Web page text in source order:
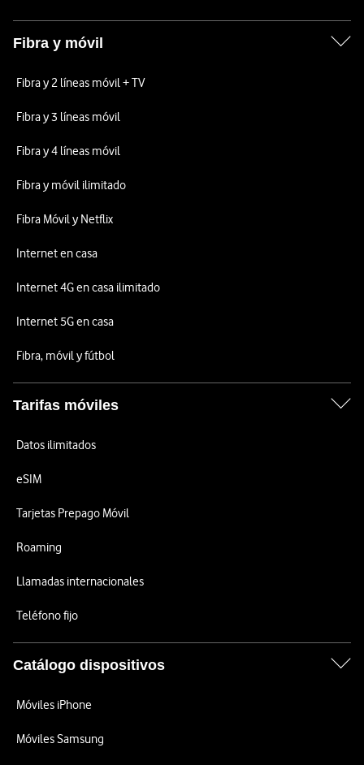
Fibra y móvil
Fibra y 2 líneas móvil + TV
Fibra y 3 líneas móvil
Fibra y 4 líneas móvil
Fibra y móvil ilimitado
Fibra Móvil y Netflix
Internet en casa
Internet 4G en casa ilimitado
Internet 5G en casa
Fibra, móvil y fútbol
Tarifas móviles
Datos ilimitados
eSIM
Tarjetas Prepago Móvil
Roaming
Llamadas internacionales
Teléfono fijo
Catálogo dispositivos
Móviles iPhone
Móviles Samsung